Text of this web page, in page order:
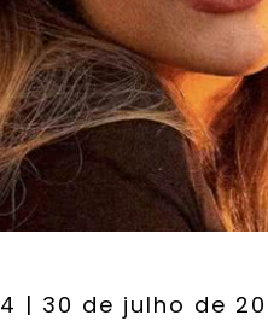
| 30 de julho de